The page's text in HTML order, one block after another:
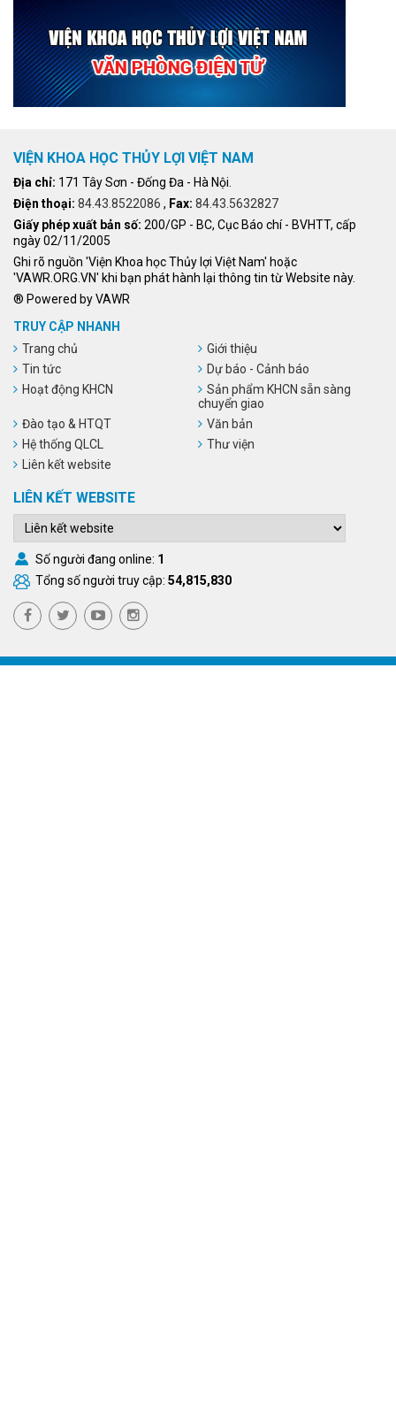
VIỆN KHOA HỌC THỦY LỢI VIỆT NAM
Địa chỉ: 171 Tây Sơn - Đống Đa - Hà Nội.
Điện thoại: 84.43.8522086 , Fax: 84.43.5632827
Giấy phép xuất bản số: 200/GP - BC, Cục Báo chí - BVHTT, cấp
ngày 02/11/2005
Ghi rõ nguồn 'Viện Khoa học Thủy lợi Việt Nam' hoặc
'VAWR.ORG.VN' khi bạn phát hành lại thông tin từ Website này.
® Powered by VAWR
TRUY CẬP NHANH
Trang chủ
Giới thiệu
Tin tức
Dự báo - Cảnh báo
Hoạt động KHCN
Sản phẩm KHCN sẵn sàng
chuyển giao
Đào tạo & HTQT
Văn bản
Hệ thống QLCL
Thư viện
Liên kết website
LIÊN KẾT WEBSITE
Số người đang online: 1
Tổng số người truy cập: 54,815,830